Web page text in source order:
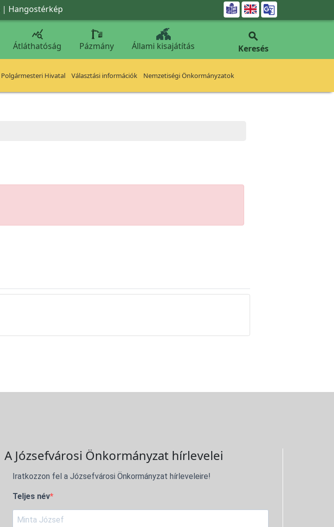
| Hangostérkép 

Átláthatóság Pázmány Állami kisajátítás

Keresés
Polgármesteri Hivatal Választási információk Nemzetiségi Önkormányzatok
A Józsefvárosi Önkormányzat hírlevelei
Iratkozzon fel a Józsefvárosi Önkormányzat hírleveleire!
Teljes név